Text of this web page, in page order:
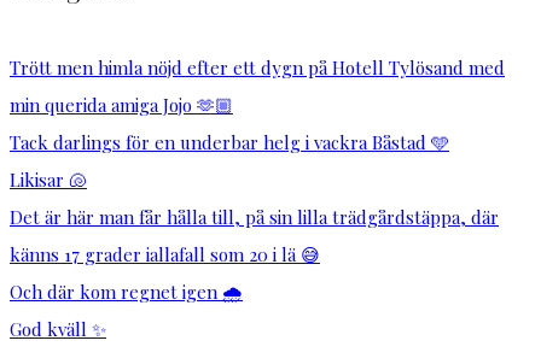
Trött men himla nöjd efter ett dygn på Hotell Tylösand med
min querida amiga Jojo 🫶🏼
Tack darlings för en underbar helg i vackra Båstad 🩵
Likisar 🐚
Det är här man får hålla till, på sin lilla trädgårdstäppa, där
känns 17 grader iallafall som 20 i lä 😅
Och där kom regnet igen 🌧️
God kväll ✨